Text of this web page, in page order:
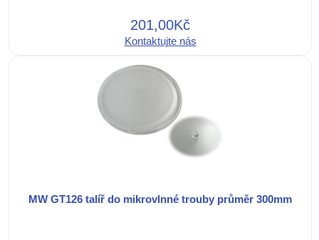
201,00Kč
Kontaktujte nás
MW GT126 talíř do mikrovlnné trouby průměr 300mm